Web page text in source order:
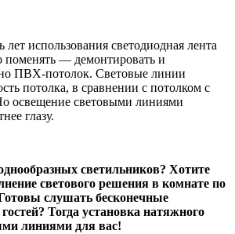
использования светодиодная лента
поменять — демонтировать и
ПВХ-потолок. Световые линии
потолка, в сравнении с потолком с
освещение световыми линиями
глазу.
светильников? Хотите
светового решения в комнате по
слушать бесконечные
Тогда установка натяжного
линиями для вас!